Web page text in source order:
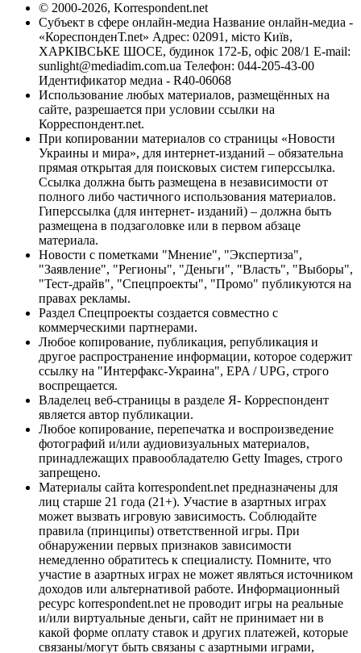
© 2000-2026, Korrespondent.net
Субъект в сфере онлайн-медиа Название онлайн-медиа -
«КореспонденТ.net» Адрес: 02091, місто Київ,
ХАРКІВСЬКЕ ШОСЕ, будинок 172-Б, офіс 208/1 E-mail:
sunlight@mediadim.com.ua Телефон: 044-205-43-00
Идентификатор медиа - R40-06068
Использование любых материалов, размещённых на
сайте, разрешается при условии ссылки на
Корреспондент.net.
При копировании материалов со страницы «Новости
Украины и мира», для интернет-изданий – обязательна
прямая открытая для поисковых систем гиперссылка.
Ссылка должна быть размещена в независимости от
полного либо частичного использования материалов.
Гиперссылка (для интернет- изданий) – должна быть
размещена в подзаголовке или в первом абзаце
материала.
Новости с пометками "Мнение", "Экспертиза",
"Заявление", "Регионы", "Деньги", "Власть", "Выборы",
"Тест-драйв", "Спецпроекты", "Промо" публикуются на
правах рекламы.
Раздел Спецпроекты создается совместно с
коммерческими партнерами.
Любое копирование, публикация, републикация и
другое распространение информации, которое содержит
ссылку на "Интерфакс-Украина", EPA / UPG, строго
воспрещается.
Владелец веб-страницы в разделе Я- Корреспондент
является автор публикации.
Любое копирование, перепечатка и воспроизведение
фотографий и/или аудиовизуальных материалов,
принадлежащих правообладателю Getty Images, строго
запрещено.
Материалы сайта korrespondent.net предназначены для
лиц старше 21 года (21+). Участие в азартных играх
может вызвать игровую зависимость. Соблюдайте
правила (принципы) ответственной игры. При
обнаружении первых признаков зависимости
немедленно обратитесь к специалисту. Помните, что
участие в азартных играх не может являться источником
доходов или альтернативой работе. Информационный
ресурс korrespondent.net не проводит игры на реальные
и/или виртуальные деньги, сайт не принимает ни в
какой форме оплату ставок и других платежей, которые
связаны/могут быть связаны с азартными играми,